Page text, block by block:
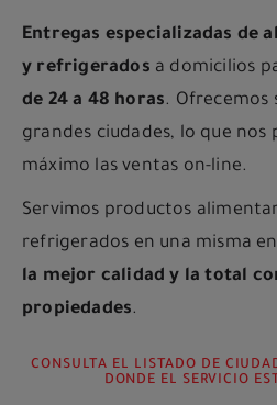
Entregas especializadas de
y refrigerados a domicilios
de 24 a 48 horas. Ofrecemos
grandes ciudades, lo que
máximo las ventas on-line.
Servimos productos
refrigerados en una misma
la mejor calidad y la total
propiedades.
CONSULTA EL LISTADO DE
DONDE EL SERVICIO